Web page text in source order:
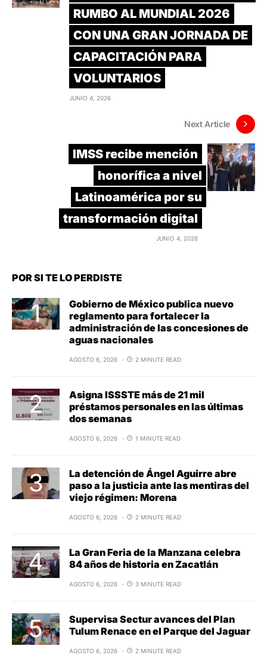
RUMBO AL MUNDIAL 2026
CON UNA GRAN JORNADA DE
CAPACITACIÓN PARA
VOLUNTARIOS
JUNIO 4, 2026
Next Article
IMSS recibe mención
honorífica a nivel
Latinoamérica por su
transformación digital
JUNIO 4, 2026
POR SI TE LO PERDISTE
Gobierno de México publica nuevo
reglamento para fortalecer la
administración de las concesiones de
aguas nacionales
AGOSTO 6, 2026 2 MINUTE READ
Asigna ISSSTE más de 21 mil
préstamos personales en las últimas
dos semanas
AGOSTO 6, 2026 1 MINUTE READ
La detención de Ángel Aguirre abre
paso a la justicia ante las mentiras del
viejo régimen: Morena
AGOSTO 6, 2026 2 MINUTE READ
La Gran Feria de la Manzana celebra
84 años de historia en Zacatlán
AGOSTO 6, 2026 3 MINUTE READ
Supervisa Sectur avances del Plan
Tulum Renace en el Parque del Jaguar
AGOSTO 6, 2026 2 MINUTE READ